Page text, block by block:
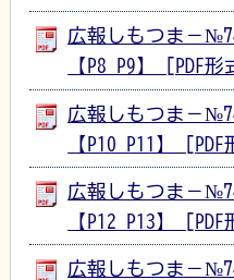
広報しもつま－
【P8_P9】 [PDF形
広報しもつま－
【P10_P11】
広報しもつま－
【P12_P13】
広報しもつま－